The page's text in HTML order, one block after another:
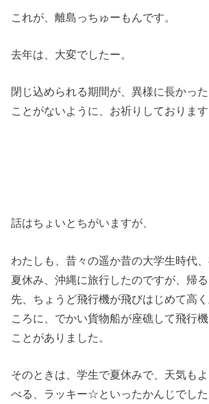
これが、離島っちゅーもんです。
去年は、大変でしたー。
閉じ込められる期間が、異様に長かっ
ことがないように、お祈りしております
話はちょいとちがいますが、
わたしも、昔々の遥か昔の大学生時代
夏休み、沖縄に旅行したのですが、帰
先、ちょうど飛行機が飛びはじめて高
ころに、でかい貨物船が座礁して飛行
ことがありました。
そのときは、学生で夏休みで、天気も
べる、ラッキー☆といったかんじでし